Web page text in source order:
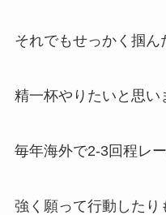
それでもせっかく掴ん
精一杯やりたいと思い
毎年海外で2-3回程レ
強く願って行動したり